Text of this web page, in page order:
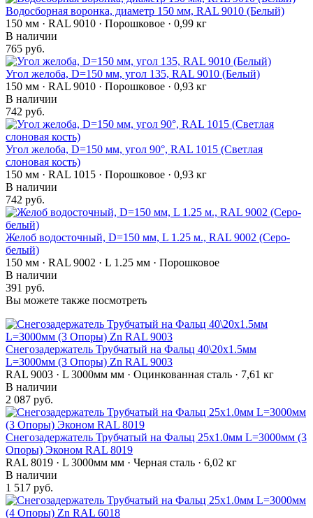
Водосборная воронка, диаметр 150 мм, RAL 9010 (Белый)
150 мм · RAL 9010 · Порошковое · 0,99 кг
В наличии
765 руб.
Угол желоба, D=150 мм, угол 135, RAL 9010 (Белый)
150 мм · RAL 9010 · Порошковое · 0,93 кг
В наличии
742 руб.
Угол желоба, D=150 мм, угол 90°, RAL 1015 (Светлая
слоновая кость)
150 мм · RAL 1015 · Порошковое · 0,93 кг
В наличии
742 руб.
Желоб водосточный, D=150 мм, L 1.25 м., RAL 9002 (Серо-
белый)
150 мм · RAL 9002 · L 1.25 мм · Порошковое
В наличии
391 руб.
Вы можете также посмотреть
Снегозадержатель Трубчатый на Фальц 40\20х1.5мм
L=3000мм (3 Опоры) Zn RAL 9003
RAL 9003 · L 3000мм мм · Оцинкованная сталь · 7,61 кг
В наличии
2 087 руб.
Снегозадержатель Трубчатый на Фальц 25х1.0мм L=3000мм (3
Опоры) Эконом RAL 8019
RAL 8019 · L 3000мм мм · Черная сталь · 6,02 кг
В наличии
1 517 руб.